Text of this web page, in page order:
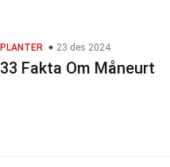
PLANTER 23 des 2024
33 Fakta Om Måneurt